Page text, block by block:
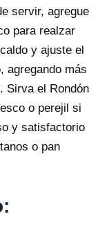
servir, agregue
para realzar
y ajuste el
agregando más
Sirva el Rondón
o perejil si
y satisfactorio
o pan